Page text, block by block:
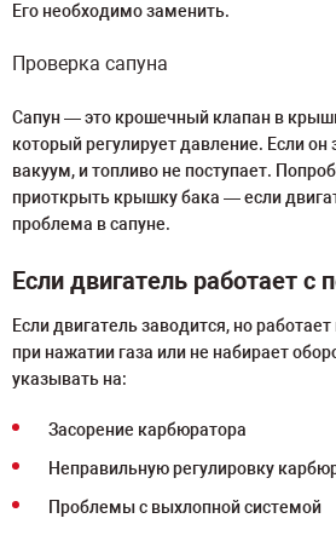
Его необходимо заменить.
Проверка сапуна
Сапун — это крошечный клапан в
который регулирует давление. Если он
вакуум, и топливо не поступает.
приоткрыть крышку бака — если
проблема в сапуне.
Если двигатель работает с
Если двигатель заводится, но
при нажатии газа или не набирает
указывать на:
Засорение карбюратора
Неправильную регулировку
Проблемы с выхлопной системой